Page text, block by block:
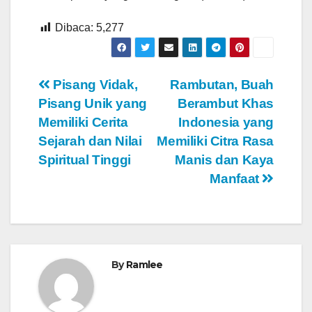
Dibaca: 5,277
Navigasi
pos
Rambutan, Buah
Berambut Khas
Indonesia yang
Memiliki Citra Rasa
Manis dan Kaya
Manfaat
Pisang Vidak,
Pisang Unik yang
Memiliki Cerita
Sejarah dan Nilai
Spiritual Tinggi
ByRamlee